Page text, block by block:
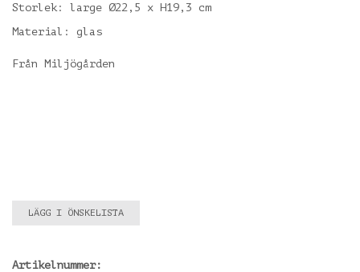
Storlek: large Ø22,5 x H19,3 cm
Material: glas
Från Miljögården
LÄGG I ÖNSKELISTA
Artikelnummer: